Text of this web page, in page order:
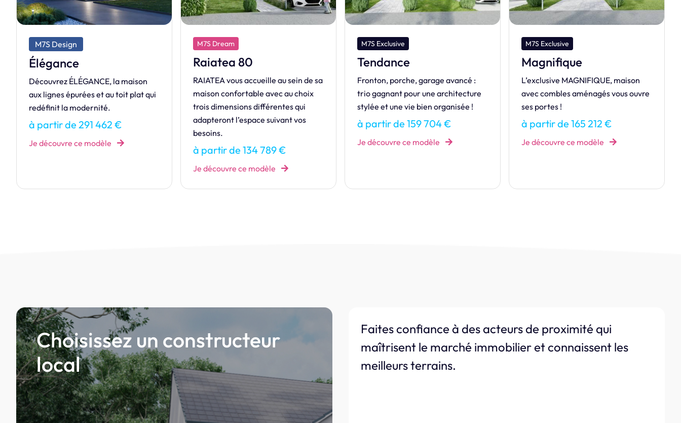
M7S Dream
Raiatea 80
RAIATEA vous accueille au sein de sa
maison confortable avec au choix
trois dimensions différentes qui
adapteront l’espace suivant vos
besoins.
à partir de 134 789 €
M7S Exclusive
Tendance
Fronton, porche, garage avancé :
trio gagnant pour une architecture
stylée et une vie bien organisée !
à partir de 159 704 €
M7S Exclusive
Magnifique
L’exclusive MAGNIFIQUE, maison
avec combles aménagés vous ouvre
ses portes !
à partir de 165 212 €
Je découvre ce modèle
M7S Design
Loft
LOFT, une maison audacieuse où
espace et liberté prennent tout leur
sens.
à partir de 463 328 €
Je découvre ce modèle
Choisissez un constructeur
local
Faites confiance à des acteurs de proximité qui
maîtrisent le marché immobilier et connaissent les
meilleurs terrains.